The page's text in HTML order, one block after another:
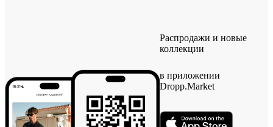
Распродажи и новые
коллекции
в приложении
Dropp.Market